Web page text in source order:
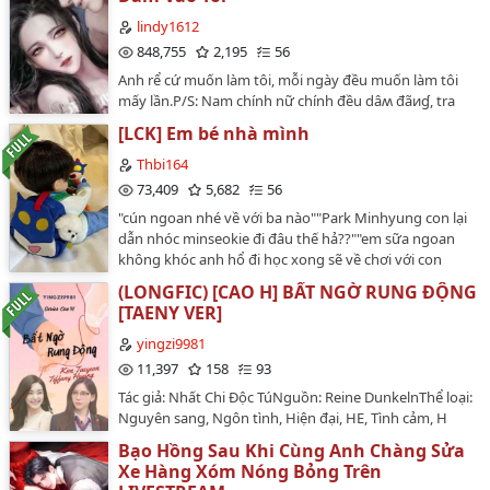
hiến mắt. Thụ không thèm giải thích, còn thừa nhận
nên bị tống cổ ra đường. Thụ bị kẻ thù của công lợi
thay mắt cho, nhưng lại nghe nói công lấy vợ nên mò
đến xem. Thằng đểu kia nó thấy, nó lôi thụ ra đánh,
sau đó thụ bị tai nạn. Sau đó thì... dài quá ngại gõ lắm
^(oo)^ các bạn tự đọc thì rõ nhé! ≧﹏≦ Số chương dự
kiến: chắc chưa đến 20 đâu =￣ω￣= ~ Có lẽ sẽ có xôi
thịt đóa ~O(∩_∩)OXin tôn trọng tác giả, nếu các bạn
muốn đem truyện đi đâu thì phải xin phép trước nha. •
﹏• Nghiêm cấm chuyển ver!!!…
lindy1612
848,755
2,195
56
Anh rể cứ muốn làm tôi, mỗi ngày đều muốn làm tôi
mấy lần.P/S: Nam chính nữ chính đều dâʍ đãиɠ, tra
nội hàm nào cả. Đọc giải trí thôi nhé mọi ngườiThịt là
chính tam quan lệch lạc không thích thì không xem xin
đừng buông lời cay đắng…
[LCK] Em bé nhà mình
Thbi164
73,409
5,682
56
"cún ngoan nhé về với ba nào""Park Minhyung con lại
dẫn nhóc minseokie đi đâu thế hả??""em sữa ngoan
không khóc anh hổ đi học xong sẽ về chơi với con
mà""huhuhu ba ơi em sữa cắn hổ""Park Jihoon con có
tin là ba đánh con không hả buông bé loppy ra
ngay""ngoan ngoan loppy của bố giỏi nhất không sợ
không sợ"…
(LONGFIC) [CAO H] BẤT NGỜ RUNG ĐỘNG
[TAENY VER]
yingzi9981
11,397
158
93
Tác giả: Nhất Chi Độc TúNguồn: Reine DunkelnThể loại:
Nguyên sang, Ngôn tình, Hiện đại, HE, Tình cảm, H
VĂN, Ngọt sủng, Song khiết 🕊️, Nhẹ nhàng, Đô thị tình
duyên, Duyên trời tác hợp, 1v1, Thị giác nữ chủSau khi
xin nghỉ việc, Tiffany dọn đến sống ở vùng ngoại cách
Bạo Hồng Sau Khi Cùng Anh Chàng Sửa
Xe Hàng Xóm Nóng Bỏng Trên